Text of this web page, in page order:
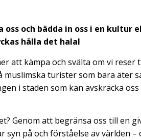
och bädda in oss i en kultur
hålla det halal
att kämpa och svälta om vi reser
turister som bara äter
i staden som kan avskräcka
Genom att begränsa oss till en
syn på och förståelse av världen –